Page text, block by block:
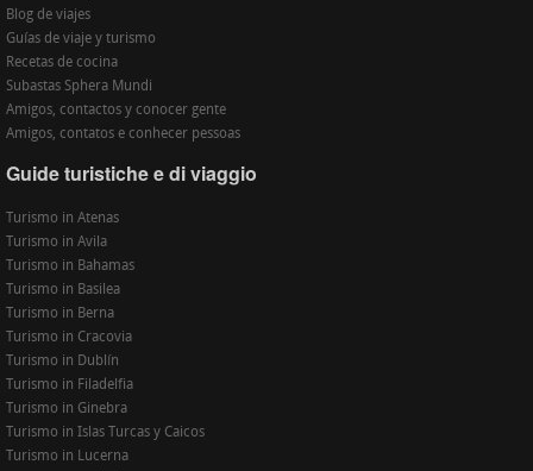
Blog de viajes
Guías de viaje y turismo
Recetas de cocina
Subastas Sphera Mundi
Amigos, contactos y conocer gente
Amigos, contatos e conhecer pessoas
Guide turistiche e di viaggio
Turismo in Atenas
Turismo in Avila
Turismo in Bahamas
Turismo in Basilea
Turismo in Berna
Turismo in Cracovia
Turismo in Dublín
Turismo in Filadelfia
Turismo in Ginebra
Turismo in Islas Turcas y Caicos
Turismo in Lucerna